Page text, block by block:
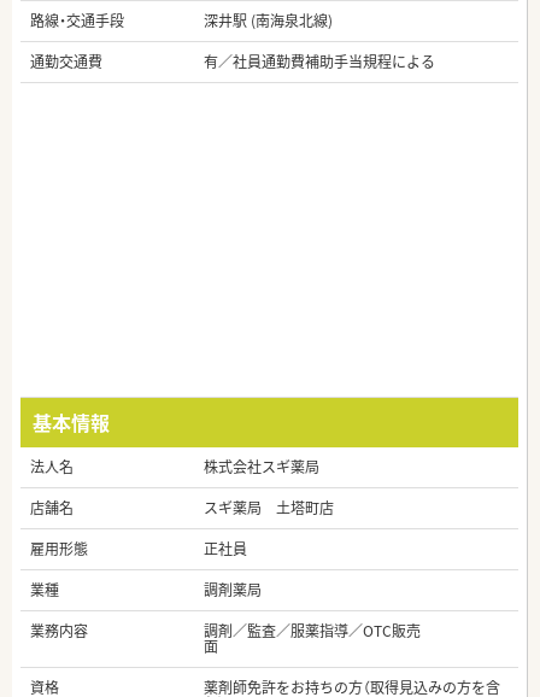
路線・交通手段
深井駅 (南海泉北線)
通勤交通費
有／社員通勤費補助手当規程による
基本情報
法人名
株式会社スギ薬局
店舗名
スギ薬局 土塔町店
雇用形態
正社員
業種
調剤薬局
業務内容
調剤／監査／服薬指導／OTC販売
面
資格
薬剤師免許をお持ちの方（取得見込みの方を含